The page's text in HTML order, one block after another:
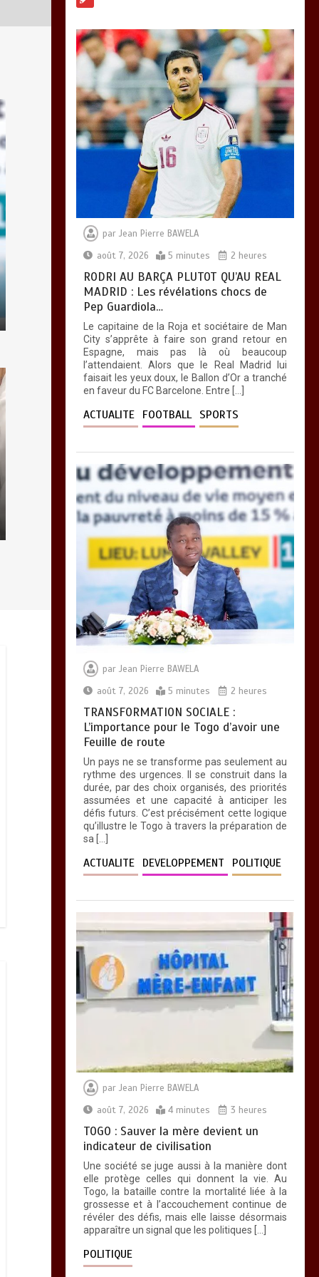
civilisation
0 4 minutes
par Jean Pierre BAWELA
août 7, 2026
5 minutes 2 heures
RODRI AU BARÇA PLUTOT QU’AU REAL
MADRID : Les révélations chocs de
Pep Guardiola…
Le capitaine de la Roja et sociétaire de Man
City s’apprête à faire son grand retour en
Espagne, mais pas là où beaucoup
l’attendaient. Alors que le Real Madrid lui
faisait les yeux doux, le Ballon d’Or a tranché
en faveur du FC Barcelone. Entre […]
ACTUALITE FOOTBALL SPORTS
par Jean Pierre BAWELA
août 7, 2026
5 minutes 2 heures
TRANSFORMATION SOCIALE :
L’importance pour le Togo d’avoir une
Feuille de route
Un pays ne se transforme pas seulement au
rythme des urgences. Il se construit dans la
durée, par des choix organisés, des priorités
assumées et une capacité à anticiper les
défis futurs. C’est précisément cette logique
qu’illustre le Togo à travers la préparation de
sa […]
ACTUALITE DEVELOPPEMENT POLITIQUE
par Jean Pierre BAWELA
août 7, 2026
4 minutes 3 heures
TOGO : Sauver la mère devient un
indicateur de civilisation
Une société se juge aussi à la manière dont
elle protège celles qui donnent la vie. Au
Togo, la bataille contre la mortalité liée à la
grossesse et à l’accouchement continue de
révéler des défis, mais elle laisse désormais
apparaître un signal que les politiques […]
POLITIQUE